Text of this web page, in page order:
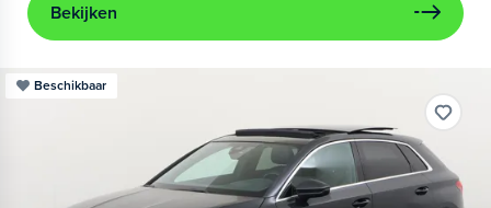
Bekijken
Beschikbaar